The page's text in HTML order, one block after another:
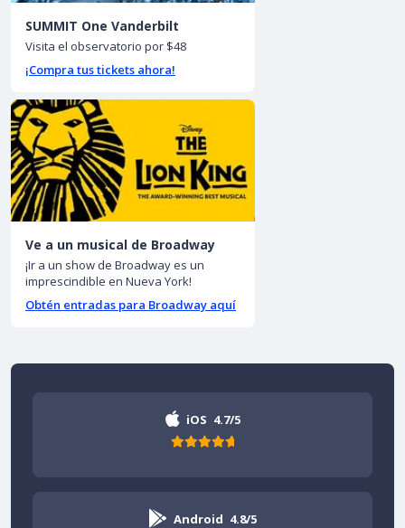
SUMMIT One Vanderbilt
Visita el observatorio por $48
¡Compra tus tickets ahora!
Ve a un musical de Broadway
¡Ir a un show de Broadway es un
imprescindible en Nueva York!
Obtén entradas para Broadway aquí
iOS 4.7/5
Android 4.8/5